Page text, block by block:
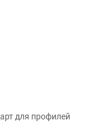
для профилей